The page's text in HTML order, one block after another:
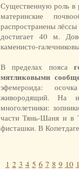
Существенную роль в
материнские
распространены
достигает 40 м.
каменисто-
В пределах пояса
мятликовыми
эфемероида:
живородящий. На
многолетники:
части Тянь-Шаня и в
фисташки. В
1 2 3 4 5 6 7 8 9 10